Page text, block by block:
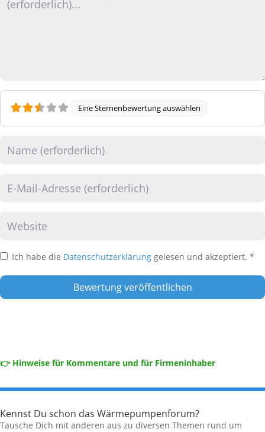
Eine Sternenbewertung auswählen
Ich habe die Datenschutzerklärung gelesen und akzeptiert. *
👉 Hinweise für Kommentare und für Firmeninhaber
Kennst Du schon das Wärmepumpenforum?
Tausche Dich mit anderen aus zu diversen Themen rund um